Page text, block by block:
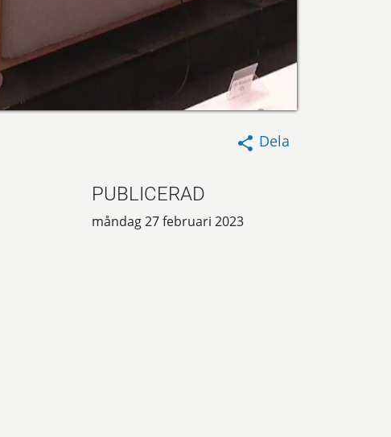
Dela
PUBLICERAD
måndag 27 februari 2023